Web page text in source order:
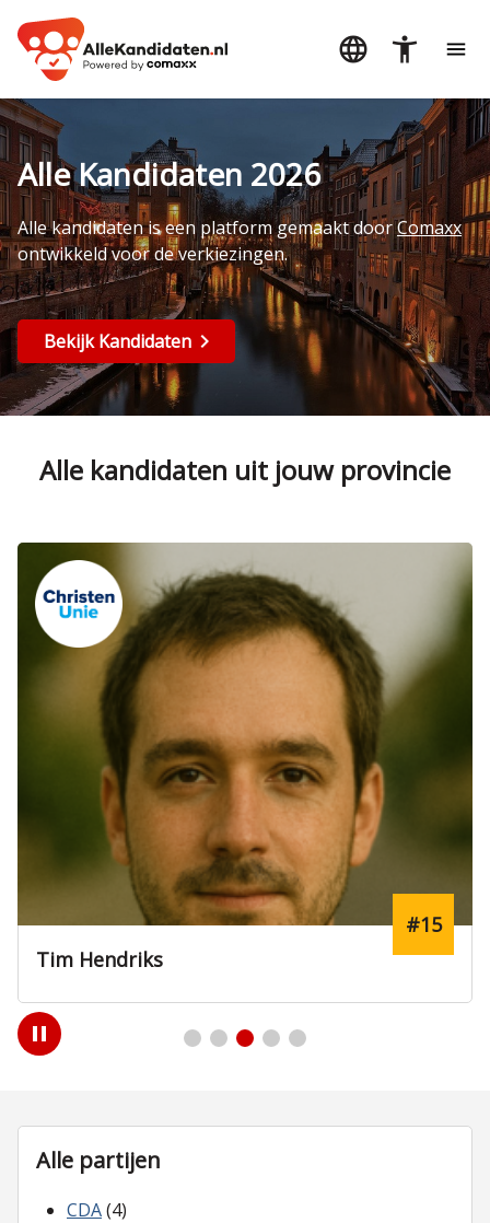
Alle Kandidaten 2026
Alle kandidaten is een platform gemaakt doorComaxx
ontwikkeld voor de verkiezingen.
Bekijk Kandidaten
Alle kandidaten uit jouw provincie
Tim Hendriks
#15
Play
/
Alle partijen
CDA(4)